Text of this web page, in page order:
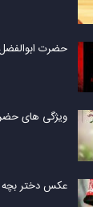
حضرت
ویژگی های
عکس دختر بچه